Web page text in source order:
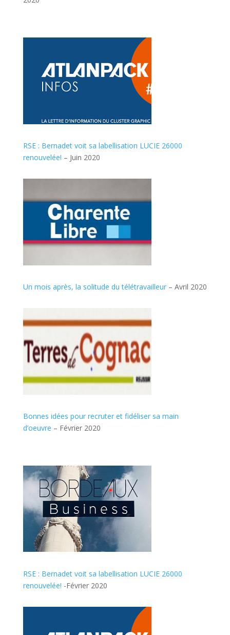
RSE : Bernadet voit sa labellisation LUCIE 26000
renouvelée! – Juin 2020
Un mois après, la solitude du télétravailleur– Avril 2020
Bonnes idées pour recruter et fidéliser sa main
d’oeuvre – Février 2020
RSE : Bernadet voit sa labellisation LUCIE 26000
renouvelée! -Février 2020